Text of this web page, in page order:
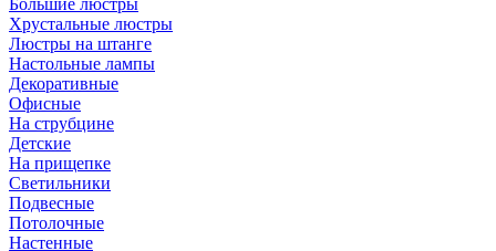
Большие люстры
Хрустальные люстры
Люстры на штанге
Настольные лампы
Декоративные
Офисные
На струбцине
Детские
На прищепке
Светильники
Подвесные
Потолочные
Настенные